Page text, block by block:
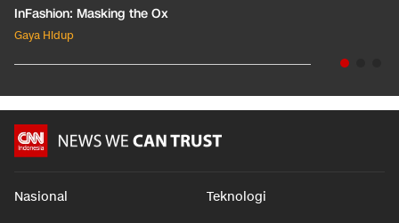
InFashion: Masking the Ox
Gaya Hidup
Nasional Teknologi